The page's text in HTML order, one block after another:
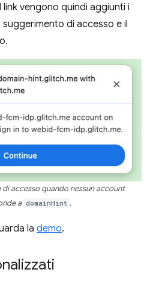
link vengono quindi aggiunti i
di accesso e il
accesso quando nessun account
a domainHint .
la demo.